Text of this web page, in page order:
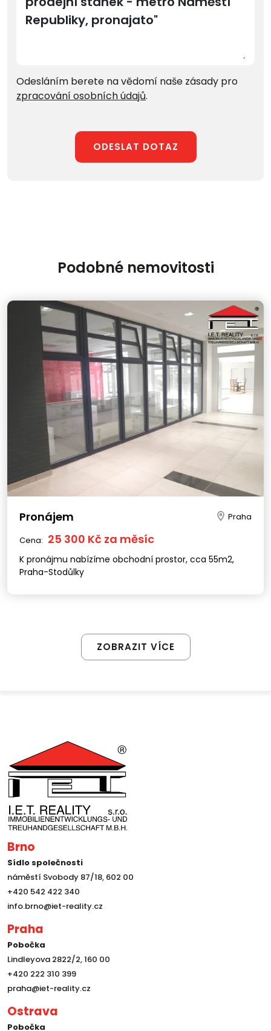
Odesláním berete na vědomí naše zásady pro
zpracování osobních údajů.
ODESLAT DOTAZ
Podobné nemovitosti
Pronájem Praha
Cena: 25 300 Kč za měsíc
K pronájmu nabízíme obchodní prostor, cca 55m2,
Praha-Stodůlky
ZOBRAZIT VÍCE
Brno
Sídlo společnosti
náměstí Svobody 87/18, 602 00
+420 542 422 340
info.brno@iet-reality.cz
Praha
Pobočka
Lindleyova 2822/2, 160 00
+420 222 310 399
praha@iet-reality.cz
Ostrava
Pobočka